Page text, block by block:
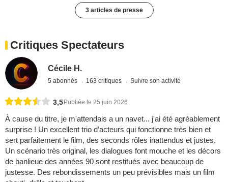
3 articles de presse
Critiques Spectateurs
Cécile H.
5 abonnés 163 critiques Suivre son activité
3,5Publiée le 25 juin 2026
À cause du titre, je m'attendais a un navet... j'ai été agréablement
surprise ! Un excellent trio d’acteurs qui fonctionne très bien et
sert parfaitement le film, des seconds rôles inattendus et justes.
Un scénario très original, les dialogues font mouche et les décors
de banlieue des années 90 sont restitués avec beaucoup de
justesse. Des rebondissements un peu prévisibles mais un film